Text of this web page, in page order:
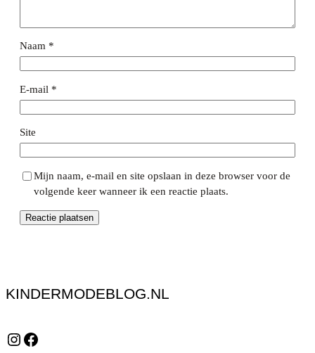
Naam *
E-mail *
Site
Mijn naam, e-mail en site opslaan in deze browser voor de
volgende keer wanneer ik een reactie plaats.
KINDERMODEBLOG.NL
Instagram Facebook